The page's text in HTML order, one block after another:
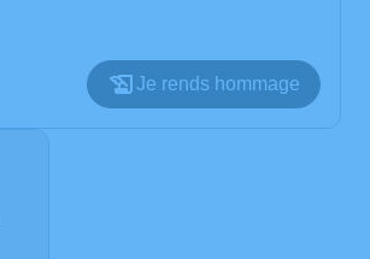
Je rends hommage